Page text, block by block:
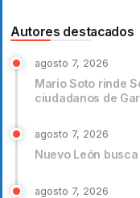
Autores destacados
agosto 7, 2026
Mario Soto rinde
ciudadanos de
agosto 7, 2026
Nuevo León
agosto 7, 2026